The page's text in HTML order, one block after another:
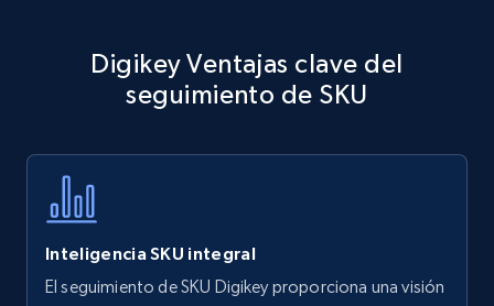
specific keywords
Title, Seller name, Brand, Description, Initial
Digikey Ventajas clave del
seguimiento de SKU
Inteligencia SKU integral
El seguimiento de SKU Digikey proporciona una visión